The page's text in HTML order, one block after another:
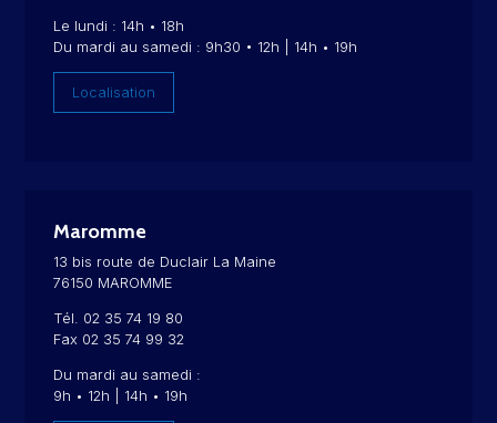
Le lundi : 14h • 18h
Du mardi au samedi : 9h30 • 12h | 14h • 19h
Localisation
Maromme
13 bis route de Duclair La Maine
76150 MAROMME
Tél. 02 35 74 19 80
Fax 02 35 74 99 32
Du mardi au samedi :
9h • 12h | 14h • 19h